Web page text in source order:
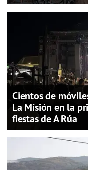
Cientos de
La Misión en la
fiestas de A Rúa